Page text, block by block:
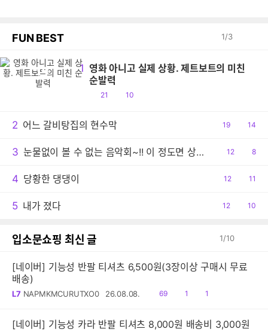
FUN BEST 1/3
1 영화 아니고 실제 상황. 제트보트의 미친
순발력
공
21
댓
10
영
2 어느 갈비탕집의 현수막
공
19
댓
14
3 눈물없이 볼 수 없는 음악회~!! 이 정도면 상줘야..ㅠ
공
12
댓
8
4 당황한 댕댕이
공
12
댓
11
5 내가 졌다
공
12
댓
10
입소문쇼핑 최신 글 1/10
[네이버] 기능성 반팔 티셔츠 6,500원(3장이상 구매시 무료
배송)
L7 NAPMKMCURUTXO0 26.08.08.
읽
69
공1
댓1
[네이버] 기능성 카라 반팔 티셔츠 8,000원 배송비 3,000원